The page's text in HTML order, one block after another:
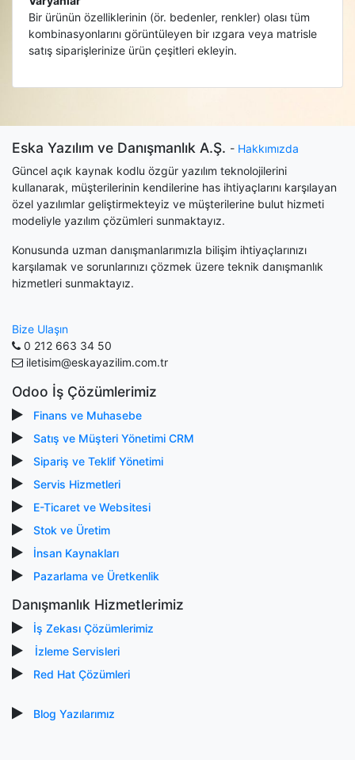
Bir ürünün özelliklerinin (ör. bedenler, renkler) olası tüm
kombinasyonlarını görüntüleyen bir ızgara veya matrisle
satış siparişlerinize ürün çeşitleri ekleyin.
Eska Yazılım ve Danışmanlık A.Ş. - Hakkımızda
Güncel açık kaynak kodlu özgür yazılım teknolojilerini
kullanarak, müşterilerinin kendilerine has ihtiyaçlarını karşılayan
özel yazılımlar geliştirmekteyiz ve müşterilerine bulut hizmeti
modeliyle yazılım çözümleri sunmaktayız.
Konusunda uzman danışmanlarımızla bilişim ihtiyaçlarınızı
karşılamak ve sorunlarınızı çözmek üzere teknik danışmanlık
hizmetleri sunmaktayız.
Bize Ulaşın
0 212 663 34 50
iletisim@eskayazilim.com.tr
Odoo İş Çözümlerimiz
Finans ve Muhasebe
Satış ve Müşteri Yönetimi CRM
Sipariş ve Teklif Yönetimi
Servis Hizmetleri
E-Ticaret ve Websitesi
Stok ve Üretim
İnsan Kaynakları
Pazarlama ve Üretkenlik
Danışmanlık Hizmetlerimiz
İş Zekası Çözümlerimiz
İzleme Servisleri
Red Hat Çözümleri
Blog Yazılarımız